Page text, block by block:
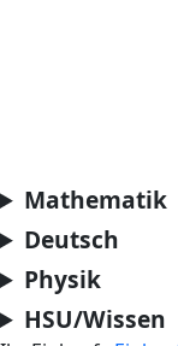
Mathematik
Deutsch
Physik
HSU/Wissen